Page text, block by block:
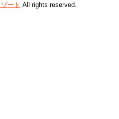
ート All rights reserved.